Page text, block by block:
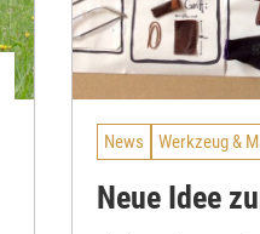
News Werkzeug &
Neue Idee